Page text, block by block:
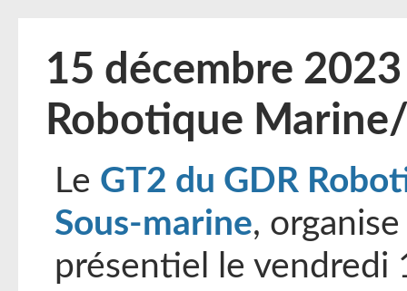
15 décembre
Robotique
Le GT2 du GDR
Sous-marine,
présentiel le vendredi